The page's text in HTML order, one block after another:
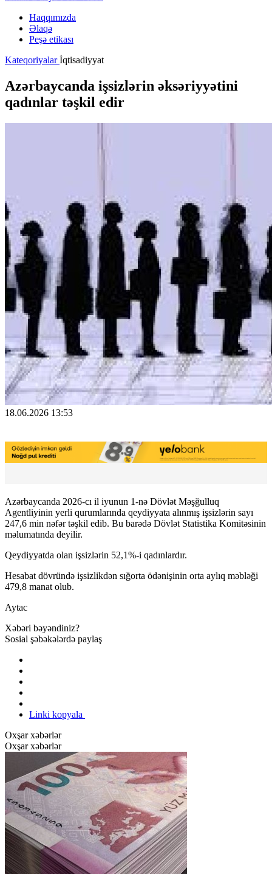
Haqqımızda
Əlaqə
Peşə etikası
Kateqoriyalarİqtisadiyyat
Azərbaycanda işsizlərin əksəriyyətini
qadınlar təşkil edir
18.06.2026 13:53
Azərbaycanda 2026-cı il iyunun 1-nə Dövlət Məşğulluq
Agentliyinin yerli qurumlarında qeydiyyata alınmış işsizlərin sayı
247,6 min nəfər təşkil edib. Bu barədə Dövlət Statistika Komitəsinin
məlumatında deyilir.
Qeydiyyatda olan işsizlərin 52,1%-i qadınlardır.
Hesabat dövründə işsizlikdən sığorta ödənişinin orta aylıq məbləği
479,8 manat olub.
Aytac
Xəbəri bəyəndiniz?
Sosial şəbəkələrdə paylaş
Linki kopyala
Oxşar xəbərlər
Oxşar xəbərlər